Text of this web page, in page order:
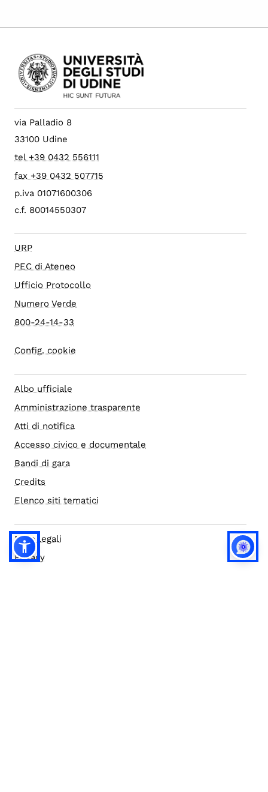
via Palladio 8
33100 Udine
tel +39 0432 556111
fax +39 0432 507715
p.iva 01071600306
c.f. 80014550307
URP
PEC di Ateneo
Ufficio Protocollo
Numero Verde
800-24-14-33
Config. cookie
Albo ufficiale
Amministrazione trasparente
Atti di notifica
Accesso civico e documentale
Bandi di gara
Credits
Elenco siti tematici
Note legali
Privacy